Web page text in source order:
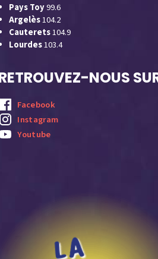
Pays Toy99.6
Argelès104.2
Cauterets104.9
Lourdes103.4
NOUS
Facebook
Instagram
Youtube